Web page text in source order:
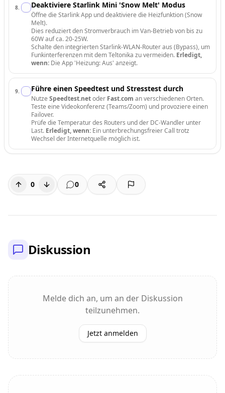
8. Deaktiviere Starlink Mini 'Snow Melt' Modus
Öffne die Starlink App und deaktiviere die Heizfunktion (Snow
Melt).
Dies reduziert den Stromverbrauch im Van-Betrieb von bis zu
60W auf ca. 20-25W.
Schalte den integrierten Starlink-WLAN-Router aus (Bypass), um
Funkinterferenzen mit dem Teltonika zu vermeiden. Erledigt,
wenn: Die App 'Heizung: Aus' anzeigt.
9. Führe einen Speedtest und Stresstest durch
Nutze Speedtest.netoder Fast.com an verschiedenen Orten.
Teste eine Videokonferenz (Teams/Zoom) und provoziere einen
Failover.
Prüfe die Temperatur des Routers und der DC-Wandler unter
Last. Erledigt, wenn: Ein unterbrechungsfreier Call trotz
Wechsel der Internetquelle möglich ist.
0 0
Diskussion
Melde dich an, um an der Diskussion
teilzunehmen.
Jetzt anmelden